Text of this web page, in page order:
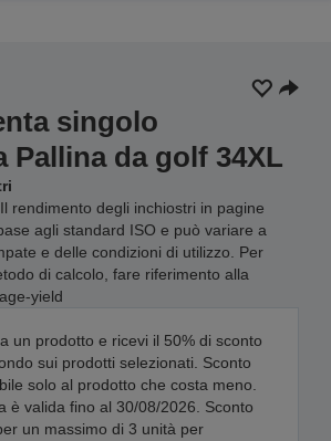
singolo
Pallina da golf 34XL
rendimento degli inchiostri in pagine
agli standard ISO e può variare a
e delle condizioni di utilizzo. Per
di calcolo, fare riferimento alla
yield
un prodotto e ricevi il 50% di sconto
sui prodotti selezionati. Sconto
solo al prodotto che costa meno.
è valida fino al 30/08/2026. Sconto
un massimo di 3 unità per